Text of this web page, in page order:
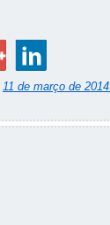
11 de março de 2014